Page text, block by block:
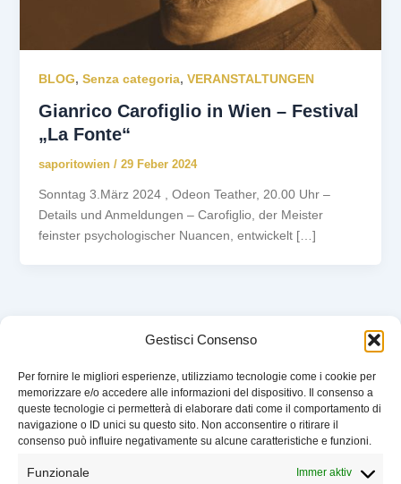
Gestisci Consenso
Per fornire le migliori esperienze, utilizziamo tecnologie come i cookie per
memorizzare e/o accedere alle informazioni del dispositivo. Il consenso a
queste tecnologie ci permetterà di elaborare dati come il comportamento di
navigazione o ID unici su questo sito. Non acconsentire o ritirare il
consenso può influire negativamente su alcune caratteristiche e funzioni.
Funzionale Immer aktiv
BLOG, Senza categoria, VERANSTALTUNGEN
Gianrico Carofiglio in Wien – Festival
„La Fonte“
saporitowien / 29 Feber 2024
Sonntag 3.März 2024 , Odeon Teather, 20.00 Uhr –
Details und Anmeldungen – Carofiglio, der Meister
feinster psychologischer Nuancen, entwickelt […]
VERANSTALTUNGEN
WER WIR SIND
UNTERSTÜTZEN